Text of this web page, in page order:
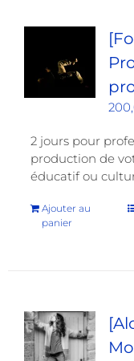
2 jours pour
production de
éducatif ou
Ajouter au
panier